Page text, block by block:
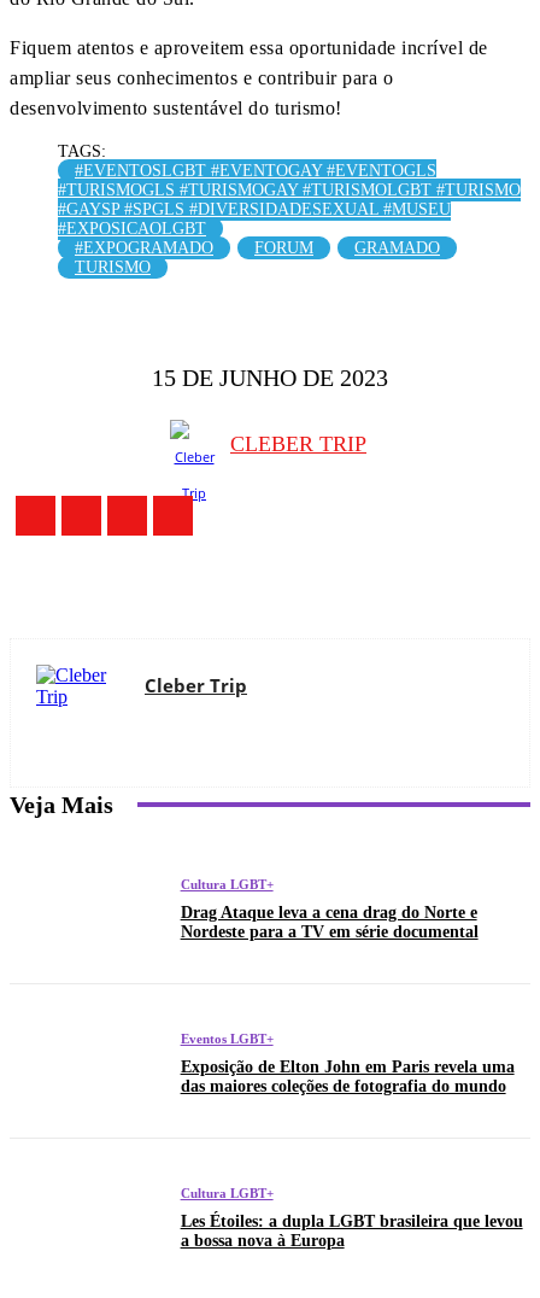
Fiquem atentos e aproveitem essa oportunidade incrível de
ampliar seus conhecimentos e contribuir para o
desenvolvimento sustentável do turismo!
TAGS:
#EVENTOSLGBT #EVENTOGAY #EVENTOGLS
#TURISMOGLS #TURISMOGAY #TURISMOLGBT #TURISMO
#GAYSP #SPGLS #DIVERSIDADESEXUAL #MUSEU
#EXPOSICAOLGBT
#EXPOGRAMADO
FORUM
GRAMADO
TURISMO
15 DE JUNHO DE 2023
CLEBER TRIP
Cleber Trip
Veja Mais
Cultura LGBT+
Drag Ataque leva a cena drag do Norte e
Nordeste para a TV em série documental
Eventos LGBT+
Exposição de Elton John em Paris revela uma
das maiores coleções de fotografia do mundo
Cultura LGBT+
Les Étoiles: a dupla LGBT brasileira que levou
a bossa nova à Europa